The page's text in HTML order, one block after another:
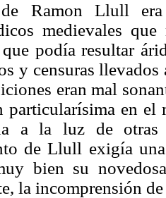
Ramon Llull
medievales
podía resultar
y censuras
eran mal
particularísima en
a la luz de
de Llull exigía
bien su
la incomprensión